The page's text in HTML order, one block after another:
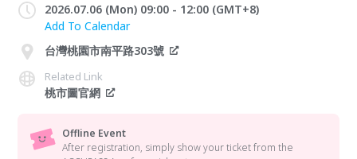
2026.07.06 (Mon) 09:00 - 12:00 (GMT+8)
Add To Calendar
台灣桃園市南平路303號
Related Link
桃市圖官網
Offline Event
After registration, simply show your ticket from the